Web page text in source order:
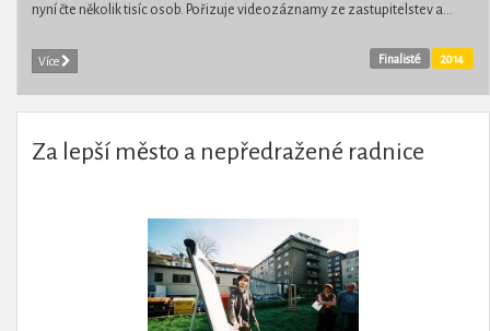
nyní čte několik tisíc osob. Pořizuje videozáznamy ze zastupitelstev a...
Více 2014
Finalisté
Za lepší město a nepředražené radnice